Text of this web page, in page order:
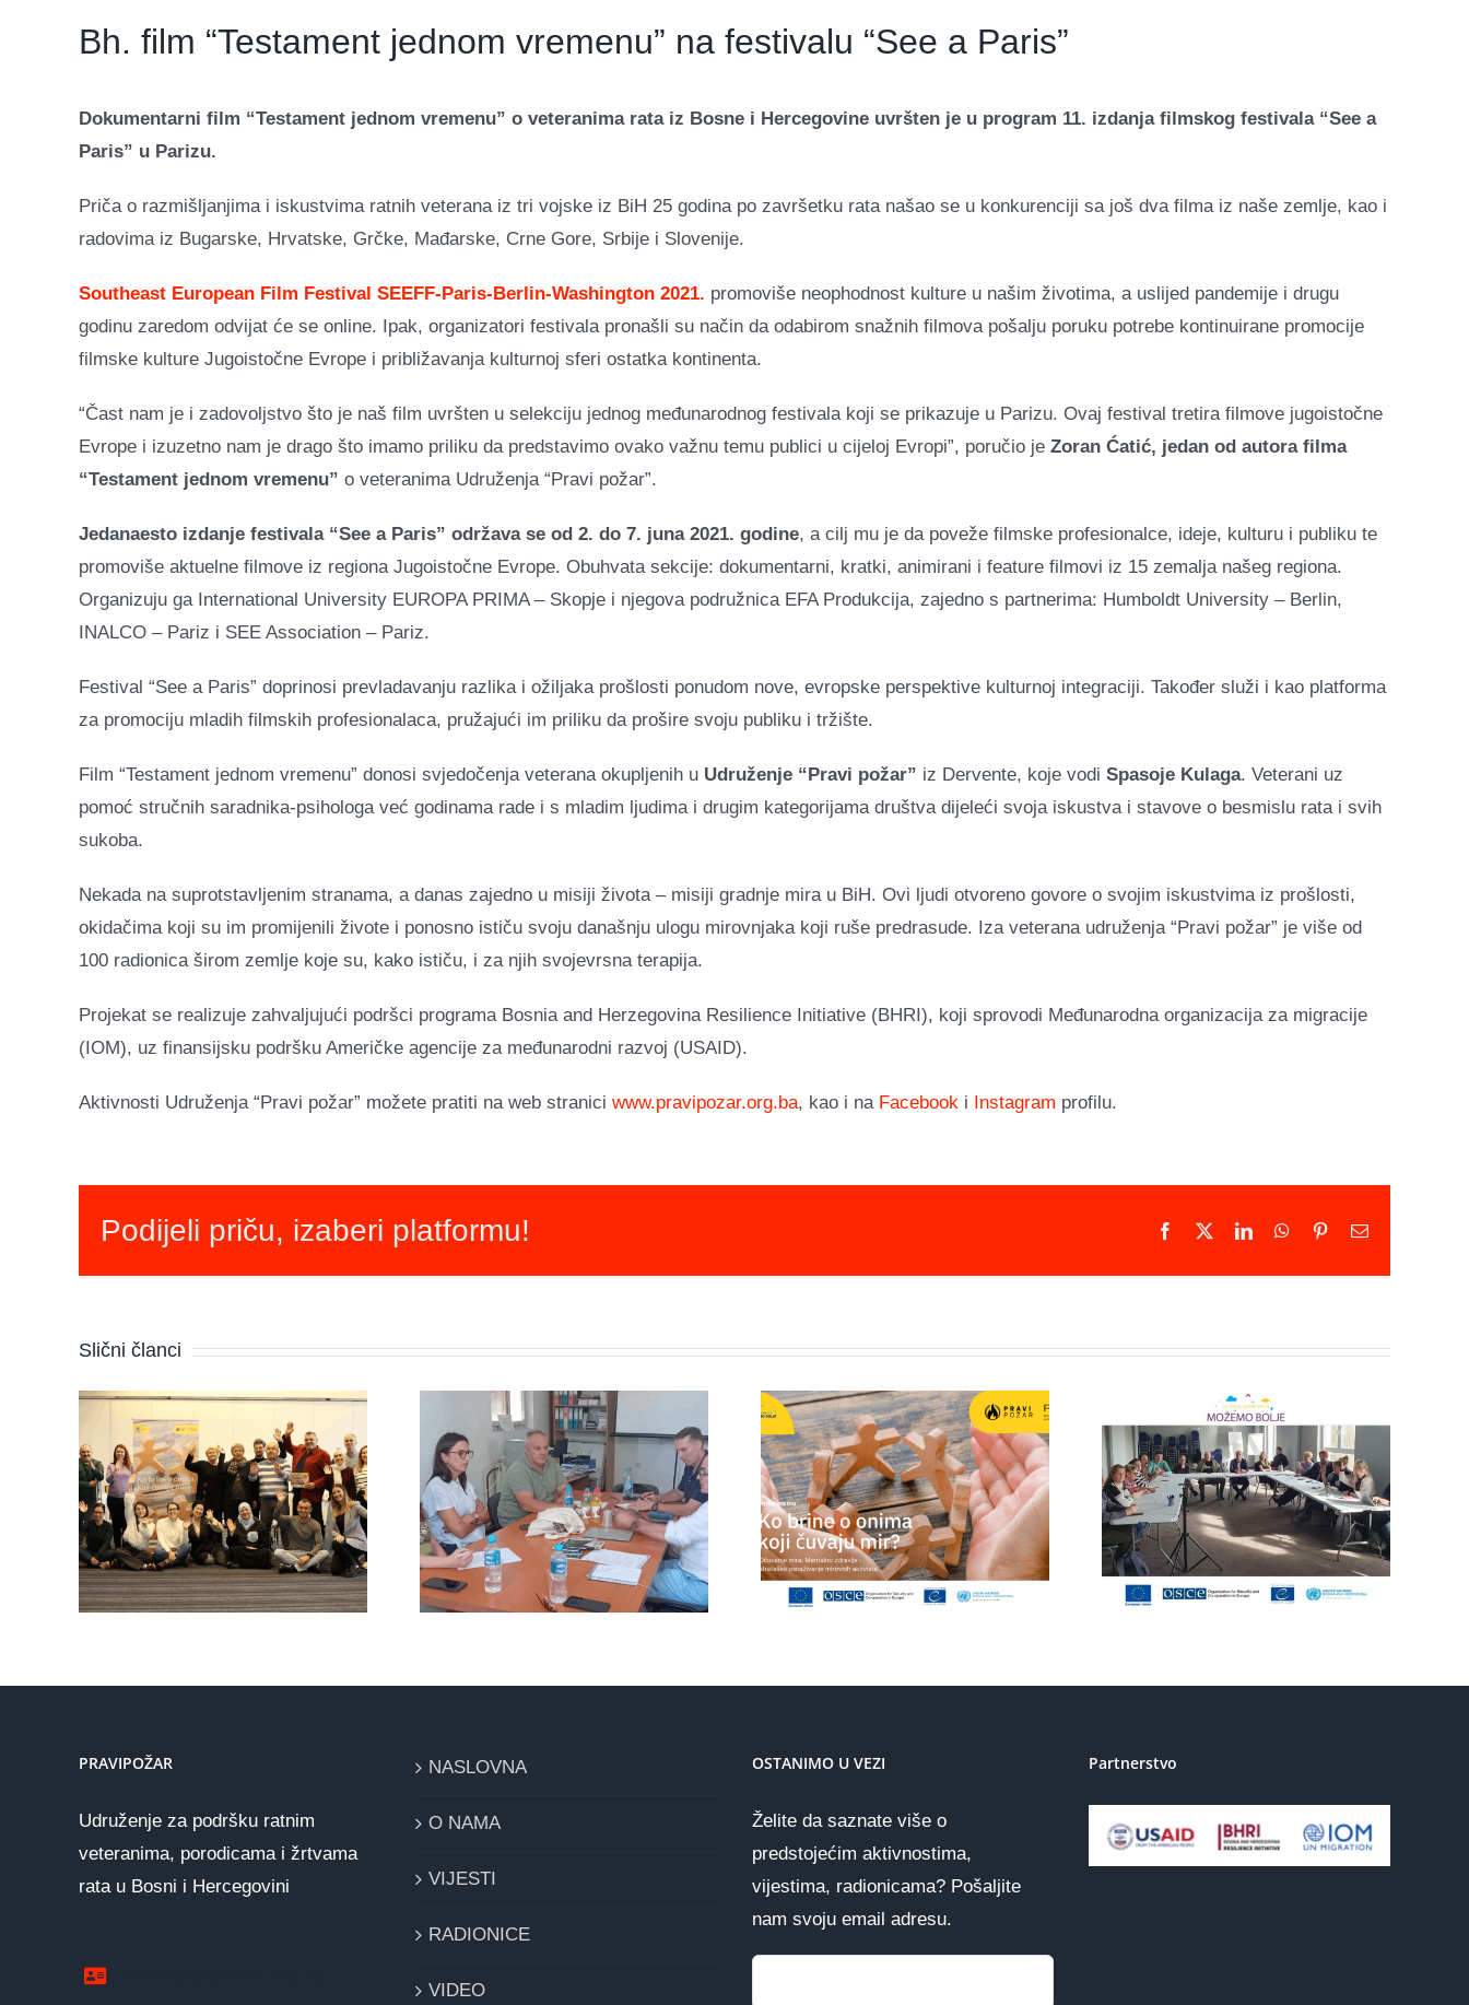
Bh. film “Testament jednom vremenu” na festivalu “See a Paris”
Dokumentarni film “Testament jednom vremenu” o veteranima rata iz Bosne i Hercegovine uvršten je u program 11. izdanja filmskog festivala “See a
Paris” u Parizu.
Priča o razmišljanjima i iskustvima ratnih veterana iz tri vojske iz BiH 25 godina po završetku rata našao se u konkurenciji sa još dva filma iz naše zemlje, kao i
radovima iz Bugarske, Hrvatske, Grčke, Mađarske, Crne Gore, Srbije i Slovenije.
Southeast European Film Festival SEEFF-Paris-Berlin-Washington 2021. promoviše neophodnost kulture u našim životima, a uslijed pandemije i drugu
godinu zaredom odvijat će se online. Ipak, organizatori festivala pronašli su način da odabirom snažnih filmova pošalju poruku potrebe kontinuirane promocije
filmske kulture Jugoistočne Evrope i približavanja kulturnoj sferi ostatka kontinenta.
“Čast nam je i zadovoljstvo što je naš film uvršten u selekciju jednog međunarodnog festivala koji se prikazuje u Parizu. Ovaj festival tretira filmove jugoistočne
Evrope i izuzetno nam je drago što imamo priliku da predstavimo ovako važnu temu publici u cijeloj Evropi”, poručio je Zoran Ćatić, jedan od autora filma
“Testament jednom vremenu” o veteranima Udruženja “Pravi požar”.
Jedanaesto izdanje festivala “See a Paris” održava se od 2. do 7. juna 2021. godine, a cilj mu je da poveže filmske profesionalce, ideje, kulturu i publiku te
promoviše aktuelne filmove iz regiona Jugoistočne Evrope. Obuhvata sekcije: dokumentarni, kratki, animirani i feature filmovi iz 15 zemalja našeg regiona.
Organizuju ga International University EUROPA PRIMA – Skopje i njegova podružnica EFA Produkcija, zajedno s partnerima: Humboldt University – Berlin,
INALCO – Pariz i SEE Association – Pariz.
Festival “See a Paris” doprinosi prevladavanju razlika i ožiljaka prošlosti ponudom nove, evropske perspektive kulturnoj integraciji. Također služi i kao platforma
za promociju mladih filmskih profesionalaca, pružajući im priliku da prošire svoju publiku i tržište.
Film “Testament jednom vremenu” donosi svjedočenja veterana okupljenih u Udruženje “Pravi požar” iz Dervente, koje vodi Spasoje Kulaga. Veterani uz
pomoć stručnih saradnika-psihologa već godinama rade i s mladim ljudima i drugim kategorijama društva dijeleći svoja iskustva i stavove o besmislu rata i svih
sukoba.
Nekada na suprotstavljenim stranama, a danas zajedno u misiji života – misiji gradnje mira u BiH. Ovi ljudi otvoreno govore o svojim iskustvima iz prošlosti,
okidačima koji su im promijenili živote i ponosno ističu svoju današnju ulogu mirovnjaka koji ruše predrasude. Iza veterana udruženja “Pravi požar” je više od
100 radionica širom zemlje koje su, kako ističu, i za njih svojevrsna terapija.
Projekat se realizuje zahvaljujući podršci programa Bosnia and Herzegovina Resilience Initiative (BHRI), koji sprovodi Međunarodna organizacija za migracije
(IOM), uz finansijsku podršku Američke agencije za međunarodni razvoj (USAID).
Aktivnosti Udruženja “Pravi požar” možete pratiti na web stranici www.pravipozar.org.ba, kao i na Facebook i Instagram profilu.
Podijeli priču, izaberi platformu! Facebook LinkedInWhatsApp
PinterestEmail
Slični članci
Udruženje
“Pravipožar” sa
predstavnicima
organizacije iz
Holandije
Novi program u
BiH: Mirovni
aktivisti konačno
dobijaju podršku
koju zaslužuju
Mapiranje
mirovnih
organizacija:
Popunite upitnik i
pridružite se
Mirovni aktivisti
pronašli novu
snagu u sebi
PRAVIPOŽAR
Udruženje za podršku ratnim
veteranima, porodicama i žrtvama
rata u Bosni i Hercegovini
NASLOVNA
O NAMA
VIJESTI
RADIONICE
VIDEO
OSTANIMO U VEZI
Želite da saznate više o
predstojećim aktivnostima,
vijestima, radionicama? Pošaljite
nam svoju email adresu.
Partnerstvo